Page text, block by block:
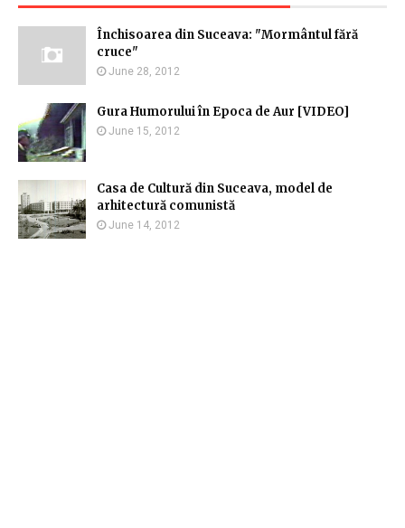
Închisoarea din Suceava: "Mormântul fără
cruce"
June 28, 2012
Gura Humorului în Epoca de Aur [VIDEO]
June 15, 2012
Casa de Cultură din Suceava, model de
arhitectură comunistă
June 14, 2012